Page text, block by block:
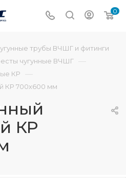
0
трубы ВЧШГ и фитинги
чугунные ВЧШГ —
КР —
КР 700х600 мм
КР